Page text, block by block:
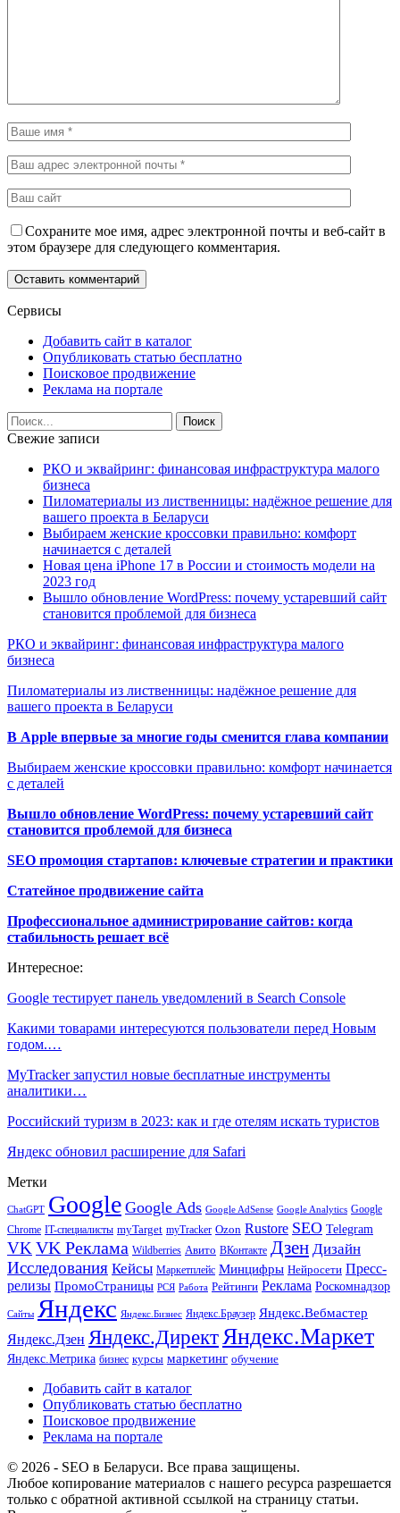
Сохраните мое имя, адрес электронной почты и веб-сайт в
этом браузере для следующего комментария.
Сервисы
Добавить сайт в каталог
Опубликовать статью бесплатно
Поисковое продвижение
Реклама на портале
Свежие записи
РКО и эквайринг: финансовая инфраструктура малого
бизнеса
Пиломатериалы из лиственницы: надёжное решение для
вашего проекта в Беларуси
Выбираем женские кроссовки правильно: комфорт
начинается с деталей
Новая цена iPhone 17 в России и стоимость модели на
2023 год
Вышло обновление WordPress: почему устаревший сайт
становится проблемой для бизнеса
РКО и эквайринг: финансовая инфраструктура малого
бизнеса
Пиломатериалы из лиственницы: надёжное решение для
вашего проекта в Беларуси
В Apple впервые за многие годы сменится глава компании
Выбираем женские кроссовки правильно: комфорт начинается
с деталей
Вышло обновление WordPress: почему устаревший сайт
становится проблемой для бизнеса
SEO промоция стартапов: ключевые стратегии и практики
Статейное продвижение сайта
Профессиональное администрирование сайтов: когда
стабильность решает всё
Интересное:
Google тестирует панель уведомлений в Search Console
Какими товарами интересуются пользователи перед Новым
годом.…
MyTracker запустил новые бесплатные инструменты
аналитики…
Российский туризм в 2023: как и где отелям искать туристов
Яндекс обновил расширение для Safari
Метки
ChatGPT Google Google Ads Google AdSense Google Analytics Google
Chrome IT-специалисты myTarget myTracker Ozon Rustore SEO Telegram
VK VK Реклама Wildberries Авито ВКонтакте Дзен Дизайн
Исследования Кейсы Маркетплейс Минцифры Нейросети Пресс-
релизы ПромоСтраницы РСЯ Работа Рейтинги Реклама Роскомнадзор
Сайты Яндекс Яндекс.Бизнес Яндекс.Браузер Яндекс.Вебмастер
Яндекс.Дзен Яндекс.ДиректЯндекс.Маркет
Яндекс.Метрика бизнес курсы маркетинг обучение
Добавить сайт в каталог
Опубликовать статью бесплатно
Поисковое продвижение
Реклама на портале
© 2026 - SEO в Беларуси. Все права защищены.
Любое копирование материалов с нашего ресурса разрешается
только с обратной активной ссылкой на страницу статьи.